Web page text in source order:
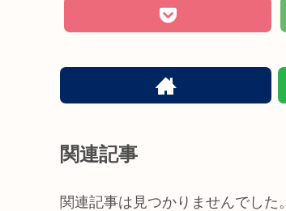
関連記事
関連記事は見つかりませんでした。